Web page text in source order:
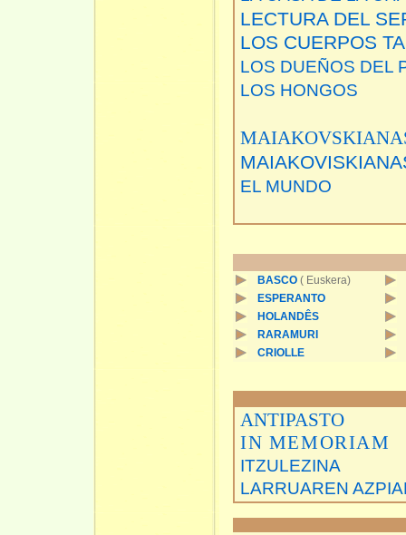
LECTURA DEL
LOS CUERPOS
LOS DUEÑOS DEL
LOS HONGOS
EL MUNDO
BASCO ( Euskera)
ESPERANTO
HOLANDÊS
RARAMURI
CRIOLLE
ANTIPASTO
IN MEMORIAM
ITZULEZINA
LARRUAREN